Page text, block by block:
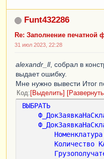
для каждой
выведено строк =
ТабДокОрг.
всего выведенных в
ТабДокОрг
"C1" ).Объединить();
ТабДокОрг.Область(
Объединить();
Funt432286
Re: Заполнение печатной
31 июл 2023, 22:28
alexandr_ll, собрал в
выдает ошибку.
Мне нужно вывести Итог
Код Выделить Развернуть
ВЫБРАТЬ
Номенклатура
Количество